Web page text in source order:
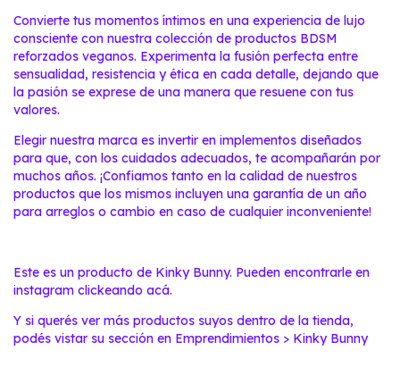
Convierte tus momentos íntimos en una experiencia de lujo
consciente con nuestra colección de productos BDSM
reforzados veganos. Experimenta la fusión perfecta entre
sensualidad, resistencia y ética en cada detalle, dejando que
la pasión se exprese de una manera que resuene con tus
valores.
Elegir nuestra marca es invertir en implementos diseñados
para que, con los cuidados adecuados, te acompañarán por
muchos años. ¡Confiamos tanto en la calidad de nuestros
productos que los mismos incluyen una garantía de un año
para arreglos o cambio en caso de cualquier inconveniente!
Este es un producto de Kinky Bunny. Pueden encontrarle en
instagram clickeando acá.
Y si querés ver más productos suyos dentro de la tienda,
podés vistar su sección en Emprendimientos > Kinky Bunny